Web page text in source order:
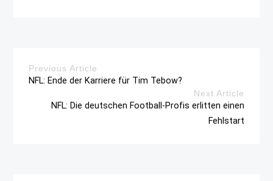
Previous Article
NFL: Ende der Karriere für Tim Tebow?
Next Article
NFL: Die deutschen Football-Profis erlitten einen
Fehlstart